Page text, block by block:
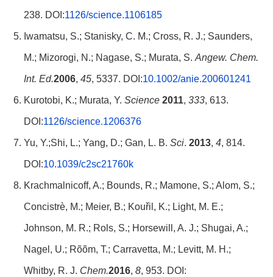
238. DOI:1126/science.1106185
Iwamatsu, S.; Stanisky, C. M.; Cross, R. J.; Saunders,
M.; Mizorogi, N.; Nagase, S.; Murata, S. Angew. Chem.
Int. Ed.2006, 45, 5337. DOI:10.1002/anie.200601241
Kurotobi, K.; Murata, Y. Science 2011, 333, 613.
DOI:1126/science.1206376
Yu, Y.;Shi, L.; Yang, D.; Gan, L. B. Sci. 2013, 4, 814.
DOI:10.1039/c2sc21760k
Krachmalnicoff, A.; Bounds, R.; Mamone, S.; Alom, S.;
Concistrè, M.; Meier, B.; Kouřil, K.; Light, M. E.;
Johnson, M. R.; Rols, S.; Horsewill, A. J.; Shugai, A.;
Nagel, U.; Rõõm, T.; Carravetta, M.; Levitt, M. H.;
Whitby, R. J. Chem.2016, 8, 953. DOI: